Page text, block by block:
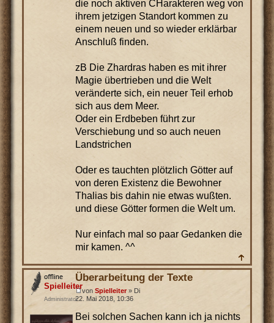
die noch aktiven CHarakteren weg von
ihrem jetzigen Standort kommen zu
einem neuen und so wieder erklärbar
Anschluß finden.
zB Die Zhardras haben es mit ihrer
Magie übertrieben und die Welt
veränderte sich, ein neuer Teil erhob
sich aus dem Meer.
Oder ein Erdbeben führt zur
Verschiebung und so auch neuen
Landstrichen
Oder es tauchten plötzlich Götter auf
von deren Existenz die Bewohner
Thalias bis dahin nie etwas wußten.
und diese Götter formen die Welt um.
Nur einfach mal so paar Gedanken die
mir kamen. ^^
Überarbeitung der Texte
von Spielleiter» Di
22. Mai 2018, 10:36
Bei solchen Sachen kann ich ja nichts
Spielleiter
Administrator